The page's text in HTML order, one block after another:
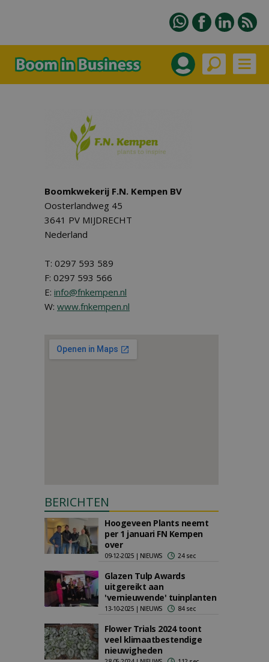
Boomkwekerij F.N. Kempen BV
Oosterlandweg 45
3641 PV MIJDRECHT
Nederland
T: 0297 593 589
F: 0297 593 566
E: info@fnkempen.nl
W: www.fnkempen.nl
BERICHTEN
Hoogeveen Plants neemt
per 1 januari FN Kempen
over
09-12-2025 | NIEUWS 24 sec
Glazen Tulp Awards
uitgereikt aan
'vernieuwende' tuinplanten
13-10-2025 | NIEUWS 84 sec
Flower Trials 2024 toont
veel klimaatbestendige
nieuwigheden